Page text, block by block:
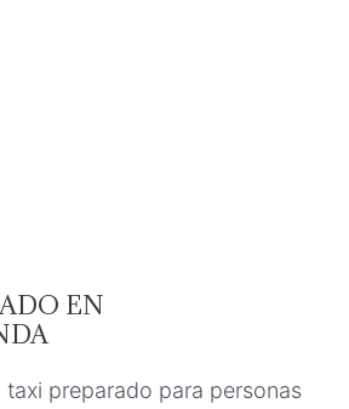
EN
taxi preparado para personas